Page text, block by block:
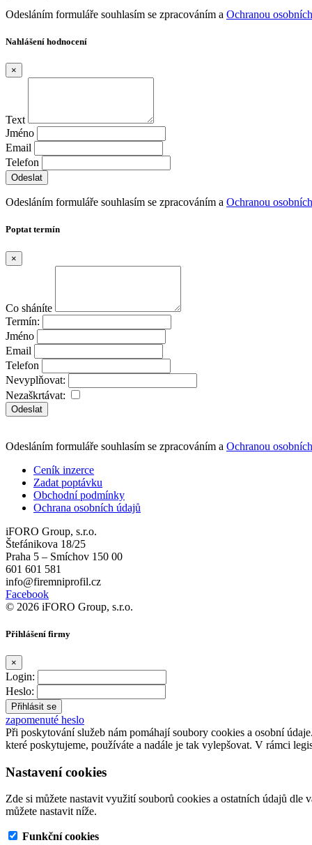
Odesláním formuláře souhlasím se zpracováním a Ochranou
Nahlášení hodnocení
×
Text
Jméno
Email
Telefon
Odesláním formuláře souhlasím se zpracováním a Ochranou
Poptat termín
×
Co sháníte
Termín:
Jméno
Email
Telefon
Nevyplňovat:
Nezaškrtávat:
Odeslat
Odesláním formuláře souhlasím se zpracováním a Ochranou
Ceník inzerce
Zadat poptávku
Obchodní podmínky
Ochrana osobních údajů
iFORO Group, s.r.o.
Štefánikova 18/25
Praha 5 – Smíchov 150 00
601 601 581
info@firemniprofil.cz
Facebook
© 2026 iFORO Group, s.r.o.
Přihlášení firmy
×
Login:
Heslo:
zapomenuté heslo
Při poskytování služeb nám pomáhají soubory cookies a osobní
které poskytujeme, používáte a nadále je tak vylepšovat. V rámci
Nastavení cookies
Zde si můžete nastavit využití souborů cookies a ostatních údajů
můžete nastavit níže.
Funkční cookies